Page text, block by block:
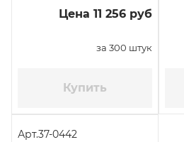
Цена 11 256 руб
за 300 штук
Купить
Арт.37-0442